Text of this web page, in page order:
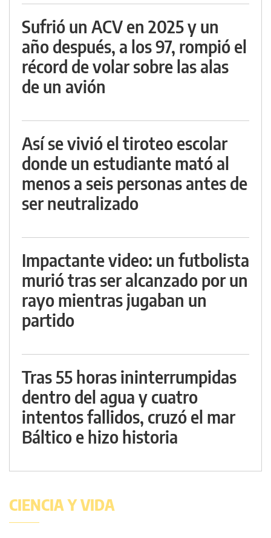
Sufrió un ACV en 2025 y un
año después, a los 97, rompió el
récord de volar sobre las alas
de un avión
Así se vivió el tiroteo escolar
donde un estudiante mató al
menos a seis personas antes de
ser neutralizado
Impactante video: un futbolista
murió tras ser alcanzado por un
rayo mientras jugaban un
partido
Tras 55 horas ininterrumpidas
dentro del agua y cuatro
intentos fallidos, cruzó el mar
Báltico e hizo historia
CIENCIA Y VIDA